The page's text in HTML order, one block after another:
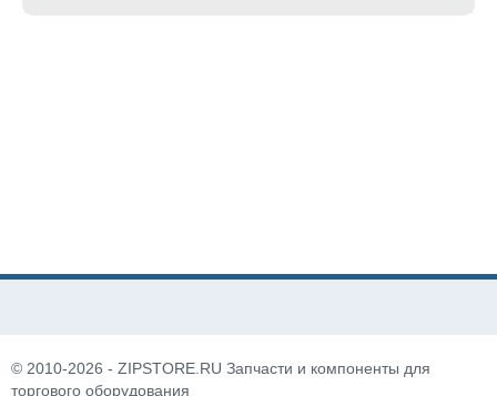
© 2010-2026 - ZIPSTORE.RU Запчасти и компоненты для
торгового оборудования